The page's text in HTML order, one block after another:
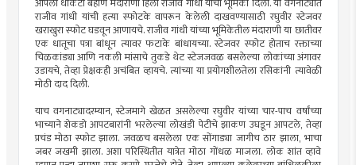
आपली धाकटी बहीण मंदाराणी हिला राजीव गांधी यांची भूमिका दिली. या वगनाट्यात
राजीव गांधी यांची हत्या स्फोटके वापरून केलेली दाखवण्यासाठी रघुवीर स्टेजवर
खराखुरा स्फोट घडवून आणायचे. राजीव गांधी यांच्या भूमिकेतील मंदाराणी या छातीवर
एक धातूचा पत्रा बांधून त्यावर फटाके बांधायच्या. स्टेजवर स्फोट होताच रक्ताच्या
चिळकांड्या आणि नकली मांसाचे तुकडे थेट स्टेजजवळ बसलेल्या लोकांच्या अंगावर
उडायचे, तेव्हा प्रेक्षकही अचंबित व्हायचे. त्यांच्या या प्रयोगशीलतेला रसिकांनी त्यावेळी
मोठी दाद दिली.
याच वगनाट्यादरम्यान, स्टेजमागे खेळत असलेल्या रघुवीर यांच्या चार-पाच वर्षांच्या
भाच्याने शेकडो आपटबारांनी भरलेल्या लोखंडी पेटीचे झाकण उघडून आपटले, तेव्हा
प्रचंड मोठा स्फोट झाला. जवळच बसलेला एक सोंगाड्या जागीच ठार झाला, भाचा
जबर जखमी झाला. अशा परिस्थितीत यात्रेत मोठा गोंधळ माजला. लोक शांत व्हावे